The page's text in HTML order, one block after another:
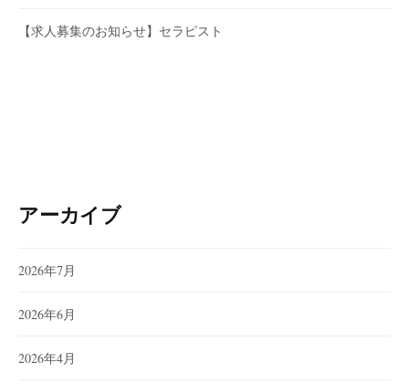
【求人募集のお知らせ】セラピスト
アーカイブ
2026年7月
2026年6月
2026年4月